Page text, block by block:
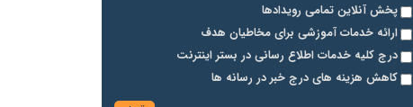
پخش آنلاین تمامی رویدادها
ارائه خدمات آموزشی برای مخاطیان هدف
درج کلیه خدمات اطلاع رسانی در بستر اینترنت
کاهش هزینه های درج خبر در رسانه ها